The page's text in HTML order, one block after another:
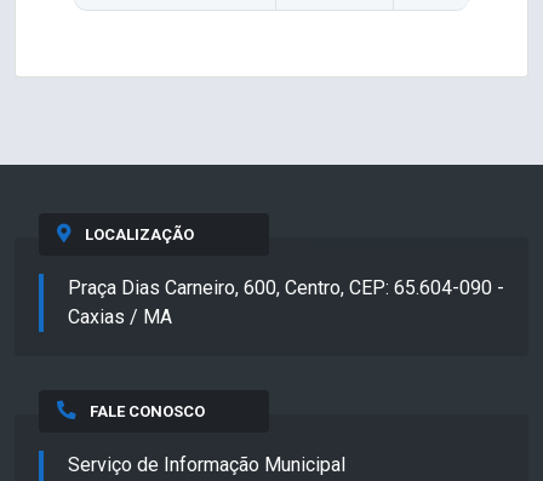
LOCALIZAÇÃO
Praça Dias Carneiro, 600, Centro, CEP: 65.604-090 -
Caxias / MA
FALE CONOSCO
Serviço de Informação Municipal